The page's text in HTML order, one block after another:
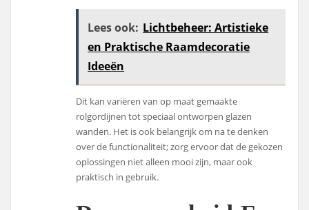
Lees ook: Lichtbeheer: Artistieke
en Praktische Raamdecoratie
Ideeën
Dit kan variëren van op maat gemaakte
rolgordijnen tot speciaal ontworpen glazen
wanden. Het is ook belangrijk om na te denken
over de functionaliteit; zorg ervoor dat de gekozen
oplossingen niet alleen mooi zijn, maar ook
praktisch in gebruik.